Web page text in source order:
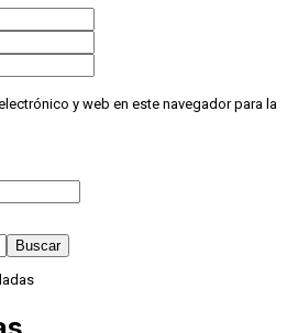
y web en este navegador para la
Buscar